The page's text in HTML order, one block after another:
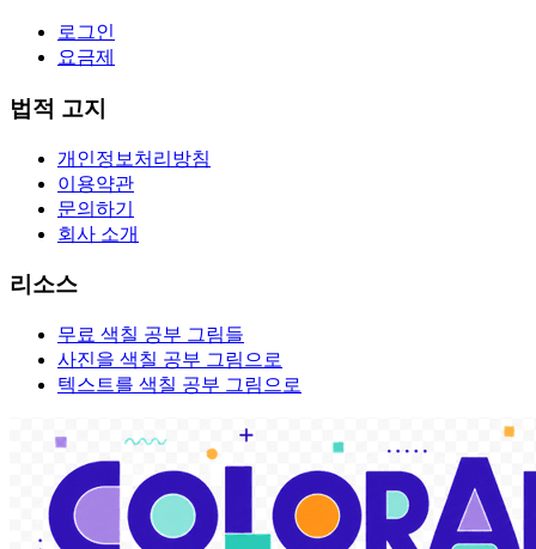
로그인
요금제
법적 고지
개인정보처리방침
이용약관
문의하기
회사 소개
리소스
무료 색칠 공부 그림들
사진을 색칠 공부 그림으로
텍스트를 색칠 공부 그림으로